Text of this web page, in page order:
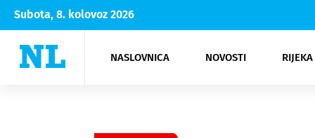
Subota, 8. kolovoz 2026
NASLOVNICA NOVOSTI
Rijeka Opatija
NK
Moda
Kultura